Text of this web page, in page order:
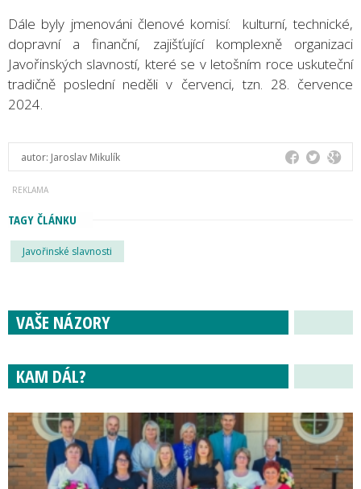
Dále byly jmenováni členové komisí: kulturní, technické,
dopravní a finanční, zajišťující komplexně organizaci
Javořinských slavností, které se v letošním roce uskuteční
tradičně poslední neděli v červenci, tzn. 28. července
2024.
autor: Jaroslav Mikulík
TAGY ČLÁNKU
Javořinské slavnosti
VAŠE NÁZORY
KAM DÁL?